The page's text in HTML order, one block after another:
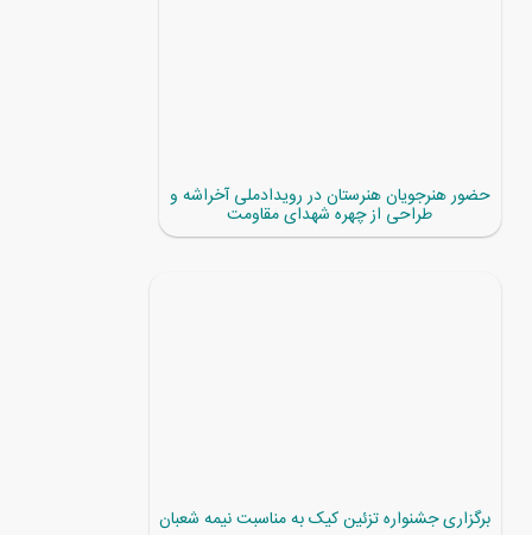
حضور هنرجویان هنرستان در رویدادملی آخراشه و
طراحی از چهره شهدای مقاومت
برگزاری جشنواره تزئین کیک به مناسبت نیمه شعبان